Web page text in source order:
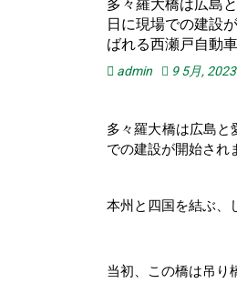
多々羅大橋は広島
日に現場での建設
ばれる西瀬戸自動
admin 9 5月, 2023
多々羅大橋は広島と
での建設が開始され
本州と四国を結ぶ、
当初、この橋は吊り